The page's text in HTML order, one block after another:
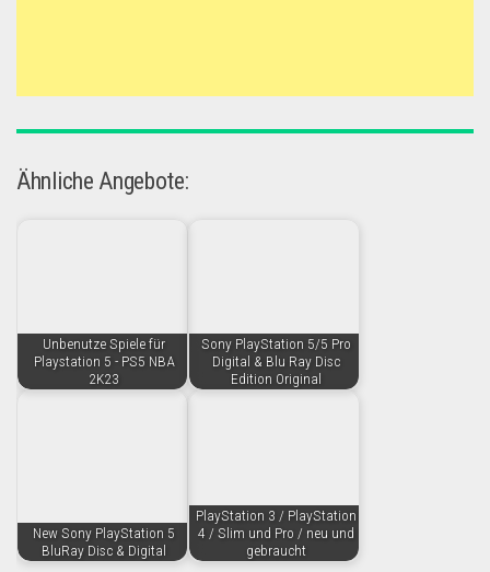
Ähnliche Angebote:
Unbenutze Spiele für
Playstation 5 - PS5 NBA
2K23
Sony PlayStation 5/5 Pro
Digital & Blu Ray Disc
Edition Original
New Sony PlayStation 5
BluRay Disc & Digital
PlayStation 3 / PlayStation
4 / Slim und Pro / neu und
gebraucht